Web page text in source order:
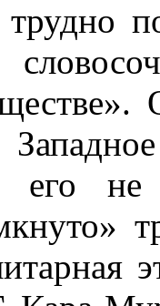
его не